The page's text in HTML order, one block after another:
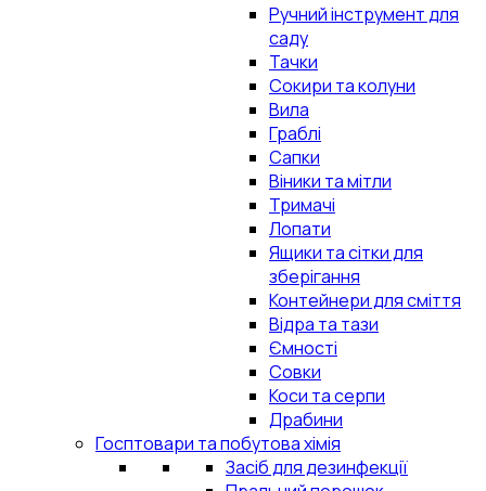
Ручний інструмент для
саду
Тачки
Сокири та колуни
Вила
Граблі
Сапки
Віники та мітли
Тримачі
Лопати
Ящики та сітки для
зберігання
Контейнери для сміття
Відра та тази
Ємності
Совки
Коси та серпи
Драбини
Госптовари та побутова хімія
Засіб для дезинфекції